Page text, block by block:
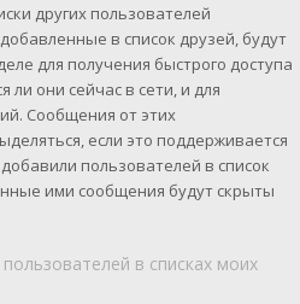
других пользователей
в список друзей, будут
для получения быстрого доступа
ли они сейчас в сети, и для
Сообщения от этих
если это поддерживается
пользователей в список
ими сообщения будут скрыты
в списках моих